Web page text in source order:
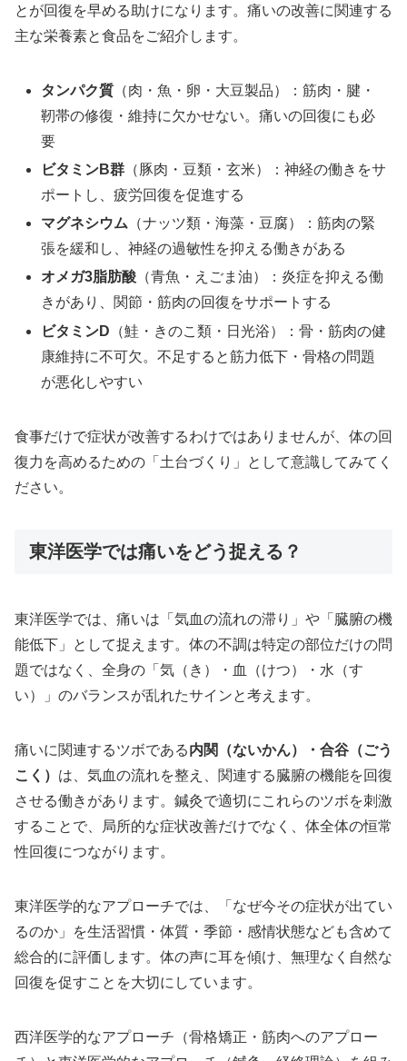
とが回復を早める助けになります。痛いの改善に関連する
主な栄養素と食品をご紹介します。
タンパク質 （肉・魚・卵・大豆製品）：筋肉・腱・
靭帯の修復・維持に欠かせない。痛いの回復にも必
要
ビタミンB群 （豚肉・豆類・玄米）：神経の働きをサ
ポートし、疲労回復を促進する
マグネシウム （ナッツ類・海藻・豆腐）：筋肉の緊
張を緩和し、神経の過敏性を抑える働きがある
オメガ3脂肪酸 （青魚・えごま油）：炎症を抑える働
きがあり、関節・筋肉の回復をサポートする
ビタミンD （鮭・きのこ類・日光浴）：骨・筋肉の健
康維持に不可欠。不足すると筋力低下・骨格の問題
が悪化しやすい
食事だけで症状が改善するわけではありませんが、体の回
復力を高めるための「土台づくり」として意識してみてく
ださい。
東洋医学では痛いをどう捉える？
東洋医学では、痛いは「気血の流れの滞り」や「臓腑の機
能低下」として捉えます。体の不調は特定の部位だけの問
題ではなく、全身の「気（き）・血（けつ）・水（す
い）」のバランスが乱れたサインと考えます。
痛いに関連するツボである内関（ないかん）・合谷（ごう
こく） は、気血の流れを整え、関連する臓腑の機能を回復
させる働きがあります。鍼灸で適切にこれらのツボを刺激
することで、局所的な症状改善だけでなく、体全体の恒常
性回復につながります。
東洋医学的なアプローチでは、「なぜ今その症状が出てい
るのか」を生活習慣・体質・季節・感情状態なども含めて
総合的に評価します。体の声に耳を傾け、無理なく自然な
回復を促すことを大切にしています。
西洋医学的なアプローチ（骨格矯正・筋肉へのアプロー